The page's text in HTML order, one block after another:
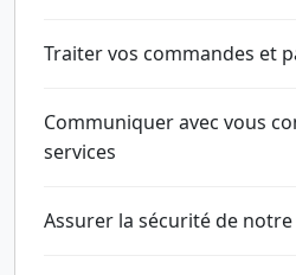
Traiter vos commandes et
Communiquer avec vous
services
Assurer la sécurité de